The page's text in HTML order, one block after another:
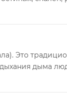
Это
дыма